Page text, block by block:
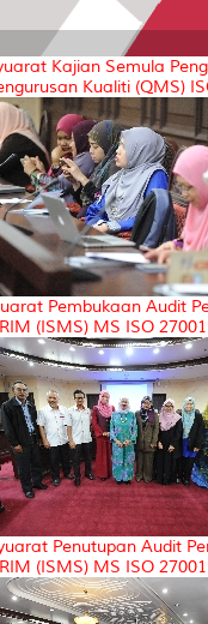
Kajian Semula
Kualiti (QMS)
Pembukaan Audit
(ISMS) MS ISO
Penutupan Audit
(ISMS) MS ISO